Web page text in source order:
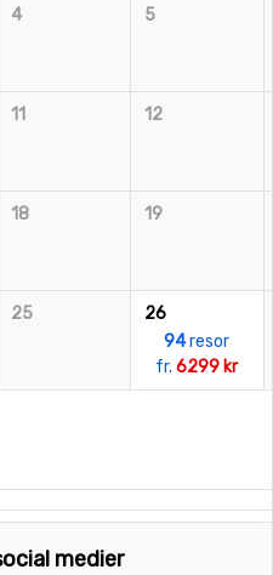
4 5
11 12
18 19
25
26
94resor
fr.6299 kr
medier